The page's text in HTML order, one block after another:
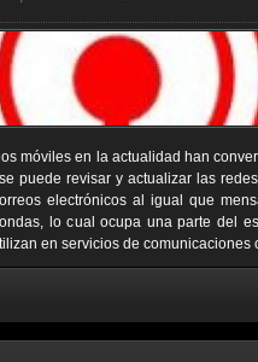
móviles en la actualidad han
puede revisar y actualizar las
electrónicos al igual que
lo cual ocupa una parte del
en servicios de comunicaciones